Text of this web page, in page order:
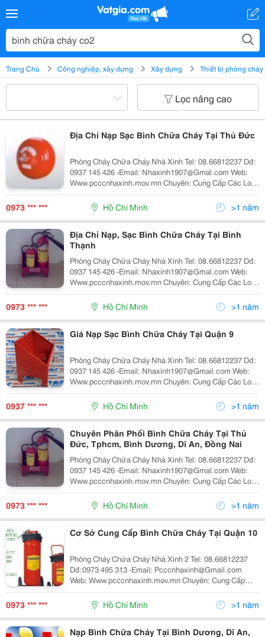
Trang Chủ Công nghiệp, xây dựng Xây dựng Thiết bị phòng
Lọc nâng cao
Địa Chỉ Nạp Sạc Bình Chữa Cháy Tại Thủ Đức
Phòng Cháy Chữa Cháy Nhà Xinh Tel: 08.66812237 Dđ:
0937 145 426 -Email: Nhaxinh1907@Gmal.com Web:
Www.pcccnhaxinh.mov.mn Chuyên: Cung Cấp Các Loại
Bình Chữa Cháy-Bình Chữa Cháy Bột-Bình Chữa Cháy
Co2: Mt3 Mt5-Bình Chữa Cháy Xe Đẩy Mt35,Mt
0973 *** *** Hồ Chí Minh >1 năm
Địa Chỉ Nạp, Sạc Bình Chữa Cháy Tại Bình
Thạnh
Phòng Cháy Chữa Cháy Nhà Xinh Tel: 08.66812237 Dđ:
0937 145 426 -Email: Nhaxinh1907@Gmal.com Web:
Www.pcccnhaxinh.mov.mn Chuyên: Cung Cấp Các Loại
Bình Chữa Cháy-Bình Chữa Cháy Bột-Bình Chữa Cháy
Co2: Mt3 Mt5-Bình Chữa Cháy Xe Đẩy Mt35,Mt
0973 *** *** Hồ Chí Minh >1 năm
Giá Nạp Sạc Bình Chữa Cháy Tại Quận 9
Phòng Cháy Chữa Cháy Nhà Xinh Tel: 08.66812237 Dđ:
0937 145 426 -Email: Nhaxinh1907@Gmail.com Web:
Www.pcccnhaxinh.mov.mn Chuyên: Cung Cấp Các Loại
Bình Chữa Cháy-Bình Chữa Cháy Bột-Bình Chữa Cháy
Co2: Mt3 Mt5-Bình Chữa Cháy Xe Đẩy Mt35,M
0937 *** *** Hồ Chí Minh >1 năm
Chuyên Phân Phối Bình Chữa Cháy Tại Thủ
Đức, Tphcm, Bình Dương, Dĩ An, Đồng Nai
Phòng Cháy Chữa Cháy Nhà Xinh Tel: 08.66812237 Dđ:
0937 145 426 -Email: Nhaxinh1907@Gmal.com Web:
Www.pcccnhaxinh.mov.mn Chuyên: Cung Cấp Các Loại
Bình Chữa Cháy-Bình Chữa Cháy Bột-Bình Chữa Cháy
Co2: Mt3 Mt5-Bình Chữa Cháy Xe Đẩy Mt35,Mt
0973 *** *** Hồ Chí Minh >1 năm
Cơ Sở Cung Cấp Bình Chữa Cháy Tại Quận 10
Phòng Cháy Chữa Cháy Nhà Xinh 2 Tel: 08.66812237
Dđ:0973 495 313 -Email: Pcccnhaxinh@Gmail.com
Web: Www.pcccnhaxinh.mov.mn Chuyên: Cung Cấp
Các Loại Bình Chữa Cháy-Bình Chữa Cháy Bột-Bình
Chữa Cháy Co2: Mt3 Mt5-Bình Chữa Cháy Xe Đẩy Mt35,
0973 *** *** Hồ Chí Minh >1 năm
Nạp Bình Chữa Cháy Tại Bình Dương, Dĩ An,